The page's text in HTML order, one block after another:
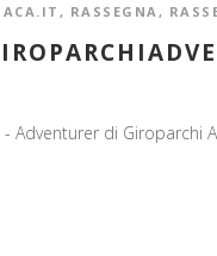
, RASSEGNA ,
Adventurer di Giroparchi